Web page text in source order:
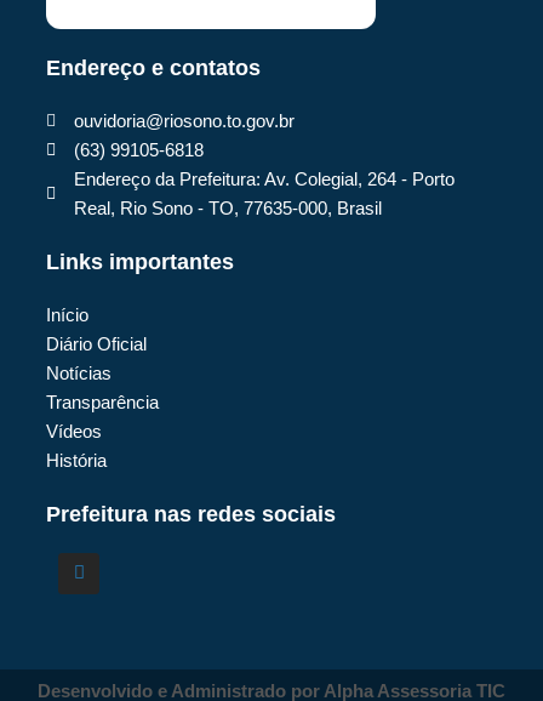
Endereço e contatos
ouvidoria@riosono.to.gov.br
(63) 99105-6818
Endereço da Prefeitura: Av. Colegial, 264 - Porto
Real, Rio Sono - TO, 77635-000, Brasil
Links importantes
Início
Diário Oficial
Notícias
Transparência
Vídeos
História
Prefeitura nas redes sociais
Desenvolvido e Administrado por Alpha Assessoria TIC